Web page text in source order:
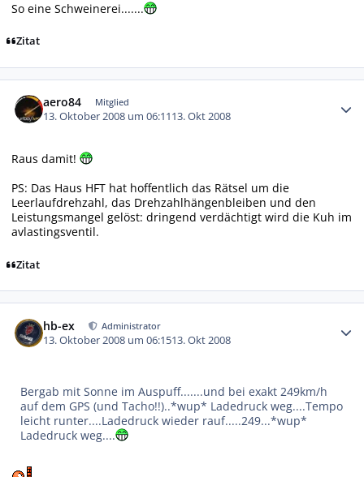
So eine Schweinerei.......
Zitat
aero84 Mitglied
13. Oktober 2008 um 06:1113. Okt 2008
Raus damit!
PS: Das Haus HFT hat hoffentlich das Rätsel um die
Leerlaufdrehzahl, das Drehzahlhängenbleiben und den
Leistungsmangel gelöst: dringend verdächtigt wird die Kuh im
avlastingsventil.
Zitat
hb-ex Administrator
13. Oktober 2008 um 06:1513. Okt 2008
Bergab mit Sonne im Auspuff.......und bei exakt 249km/h
auf dem GPS (und Tacho!!)..*wup* Ladedruck weg....Tempo
leicht runter....Ladedruck wieder rauf.....249...*wup*
Ladedruck weg....